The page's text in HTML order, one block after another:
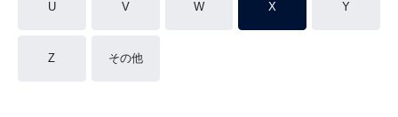
U V W X Y
Z その他